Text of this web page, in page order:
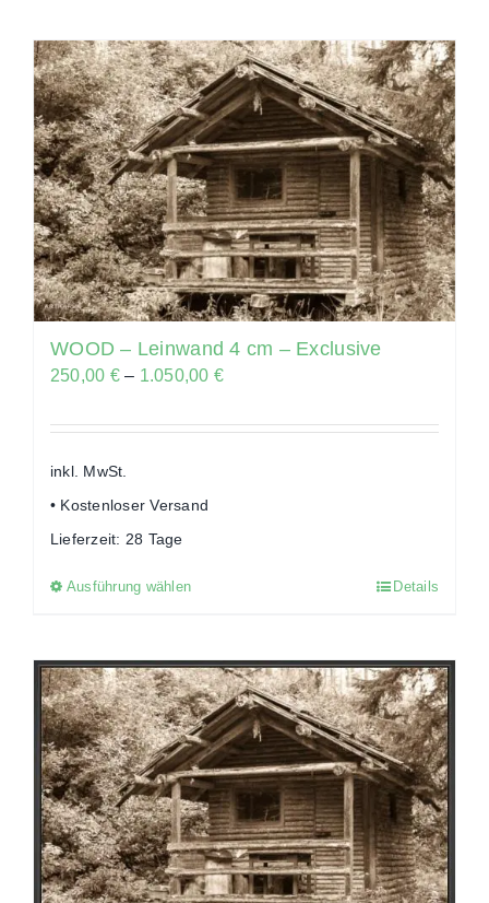
mehrere
Varianten
auf.
Die
Optionen
können
auf
der
Produktseite
gewählt
werden
WOOD – Leinwand 4 cm – Exclusive
250,00 €– 1.050,00 €
inkl. MwSt.
• Kostenloser Versand
Lieferzeit: 28 Tage
Ausführung wählenDieses
mehrere
Varianten
auf.
Die
Optionen
können
auf
der
Details